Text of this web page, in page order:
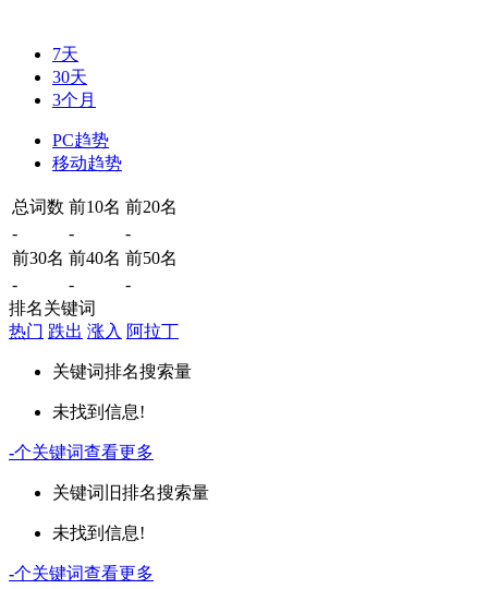
7天
30天
3个月
PC趋势
移动趋势
总词数 前10名 前20名
-
-
-
前30名 前40名 前50名
-
-
-
排名关键词
热门 跌出 涨入 阿拉丁
关键词排名搜索量
未找到信息!
-个关键词查看更多
关键词 旧排名搜索量
未找到信息!
-个关键词查看更多